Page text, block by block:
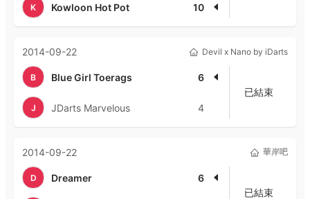
K Kowloon Hot Pot 10
2014-09-22 Devil x Nano by iDarts
B Blue Girl Toerags 6
J JDarts Marvelous 4
已結束
2014-09-22 華岸吧
D Dreamer 6
已結束